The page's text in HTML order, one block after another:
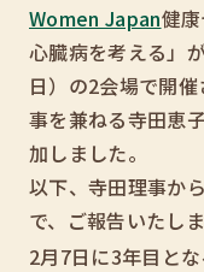
Women Japan健
心臓病を考える」
日）の2会場で開
事を兼ねる寺田恵
加しました。
以下、寺田理事か
で、ご報告いたしま
2月7日に3年目と